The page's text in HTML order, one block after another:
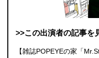
>>この出演者の記事を
【雑誌POPEYEの家「